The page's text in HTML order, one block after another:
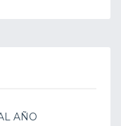
AÑO